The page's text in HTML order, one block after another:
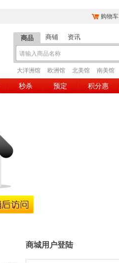
购物车
商品 商铺 资讯
大洋洲馆 欧洲馆 北美馆 南美馆
秒杀 预定 积分惠
商城用户登陆